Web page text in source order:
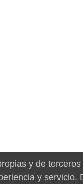
y de
y servicio.